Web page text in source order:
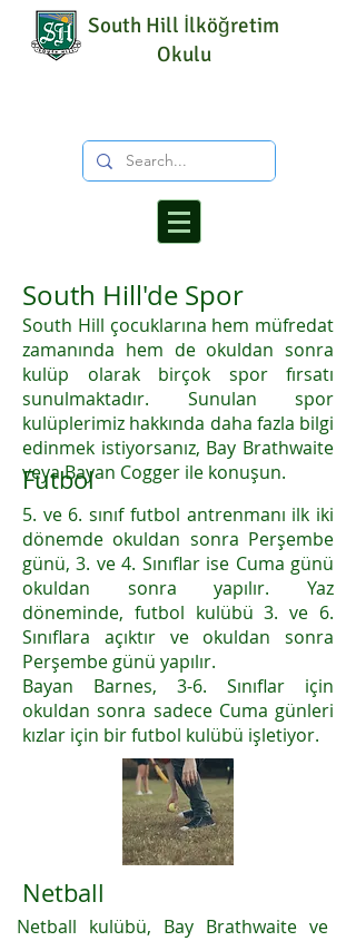
South Hill İlköğretim
Okulu
South Hill'de Spor
South Hill çocuklarına hem müfredat
zamanında hem de okuldan sonra
kulüp olarak birçok spor fırsatı
sunulmaktadır. Sunulan spor
kulüplerimiz hakkında daha fazla bilgi
edinmek istiyorsanız, Bay Brathwaite
veya Bayan Cogger ile konuşun.
Futbol
5. ve 6. sınıf futbol antrenmanı ilk iki
dönemde okuldan sonra Perşembe
günü, 3. ve 4. Sınıflar ise Cuma günü
okuldan sonra yapılır. Yaz
döneminde, futbol kulübü 3. ve 6.
Sınıflara açıktır ve okuldan sonra
Perşembe günü yapılır.
Bayan Barnes, 3-6. Sınıflar için
okuldan sonra sadece Cuma günleri
kızlar için bir futbol kulübü işletiyor.
Netball
Netball kulübü, Bay Brathwaite ve